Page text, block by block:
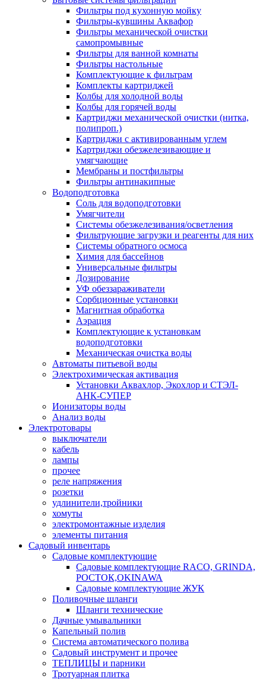
Фильтры под кухонную мойку
Фильтры-кувшины Аквафор
Фильтры механической очистки
самопромывные
Фильтры для ванной комнаты
Фильтры настольные
Комплектующие к фильтрам
Комплекты картриджей
Колбы для холодной воды
Колбы для горячей воды
Картриджи механической очистки (нитка,
полипроп.)
Картриджи с активированным углем
Картриджи обезжелезивающие и
умягчающие
Мембраны и постфильтры
Фильтры антинакипные
Водоподготовка
Соль для водоподготовки
Умягчители
Системы обезжелезивания/осветления
Фильтрующие загрузки и реагенты для них
Системы обратного осмоса
Химия для бассейнов
Универсальные фильтры
Дозирование
УФ обеззараживатели
Сорбционные установки
Магнитная обработка
Аэрация
Комплектующие к установкам
водоподготовки
Механическая очистка воды
Автоматы питьевой воды
Электрохимическая активация
Установки Аквахлор, Экохлор и СТЭЛ-
АНК-СУПЕР
Ионизаторы воды
Анализ воды
Электротовары
выключатели
кабель
лампы
прочее
реле напряжения
розетки
удлинители,тройники
хомуты
электромонтажные изделия
элементы питания
Садовый инвентарь
Садовые комплектующие
Садовые комплектующие RACO, GRINDA,
РОСТОК,OKINAWA
Садовые комплектующие ЖУК
Поливочные шланги
Шланги технические
Дачные умывальники
Капельный полив
Система автоматического полива
Садовый инструмент и прочее
ТЕПЛИЦЫ и парники
Тротуарная плитка